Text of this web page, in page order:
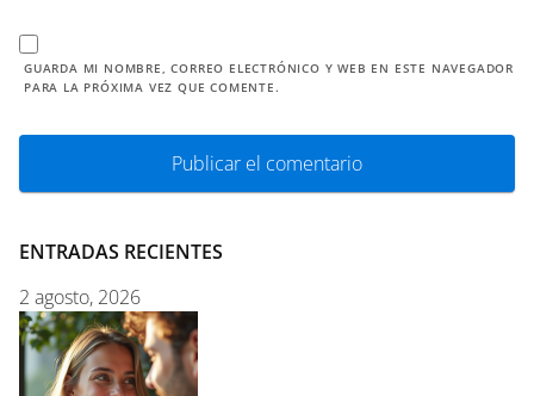
GUARDA MI NOMBRE, CORREO ELECTRÓNICO Y WEB EN ESTE NAVEGADOR
PARA LA PRÓXIMA VEZ QUE COMENTE.
ENTRADAS RECIENTES
2 agosto, 2026